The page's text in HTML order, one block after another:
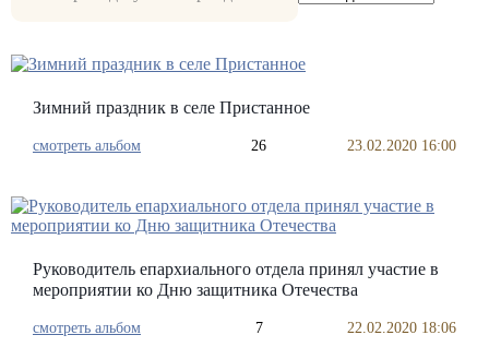
Зимний праздник в селе Пристанное
смотреть альбом 26 23.02.2020 16:00
Руководитель епархиального отдела принял участие в
мероприятии ко Дню защитника Отечества
смотреть альбом 7 22.02.2020 18:06